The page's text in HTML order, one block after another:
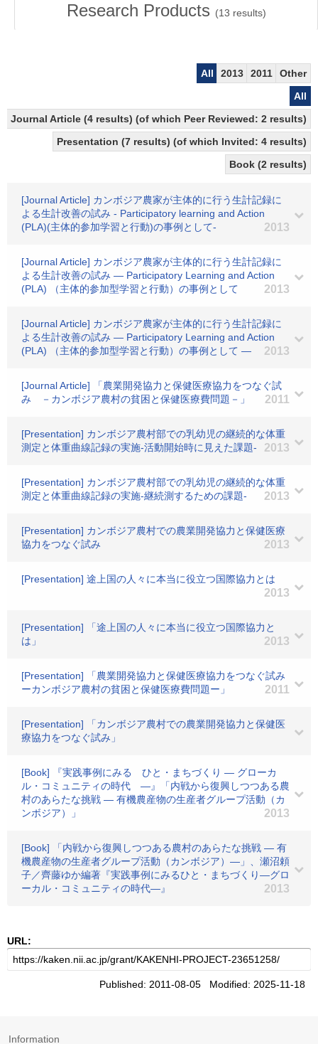
Research Products (13 results)
All 2013 2011
Other
All
Journal Article (4 results) (of which Peer Reviewed: 2 results)
Presentation (7 results) (of which Invited: 4 results)
Book (2 results)
[Journal Article] カンボジア農家が主体的に行う生計記録に
よる生計改善の試み - Participatory learning and Action
(PLA)(主体的参加学習と行動)の事例として-
2013
[Journal Article] カンボジア農家が主体的に行う生計記録に
よる生計改善の試み ― Participatory Learning and Action
(PLA) （主体的参加型学習と行動）の事例として
2013
[Journal Article] カンボジア農家が主体的に行う生計記録に
よる生計改善の試み ― Participatory Learning and Action
(PLA) （主体的参加型学習と行動）の事例として ―
2013
[Journal Article] 「農業開発協力と保健医療協力をつなぐ試
み －カンボジア農村の貧困と保健医療費問題－」
2011
[Presentation] カンボジア農村部での乳幼児の継続的な体重
測定と体重曲線記録の実施-活動開始時に見えた課題-
2013
[Presentation] カンボジア農村部での乳幼児の継続的な体重
測定と体重曲線記録の実施-継続測するための課題-
2013
[Presentation] カンボジア農村での農業開発協力と保健医療
協力をつなぐ試み
2013
[Presentation] 途上国の人々に本当に役立つ国際協力とは
2013
[Presentation] 「途上国の人々に本当に役立つ国際協力と
は」
2013
[Presentation] 「農業開発協力と保健医療協力をつなぐ試み
ーカンボジア農村の貧困と保健医療費問題ー」
2011
[Presentation] 「カンボジア農村での農業開発協力と保健医
療協力をつなぐ試み」
[Book] 『実践事例にみる ひと・まちづくり ― グローカ
ル・コミュニティの時代 ―』「内戦から復興しつつある農
村のあらたな挑戦 ― 有機農産物の生産者グループ活動（カ
ンボジア）」
2013
[Book] 「内戦から復興しつつある農村のあらたな挑戦 ― 有
機農産物の生産者グループ活動（カンボジア）―」、瀬沼頼
子／齊藤ゆか編著『実践事例にみるひと・まちづくり―グロ
ーカル・コミュニティの時代―』
2013
URL:
Published: 2011-08-05 Modified: 2025-11-18
Information